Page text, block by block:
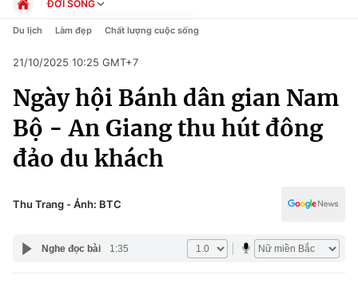
Chuyên mục
Chính trị
Xã hội
Pháp luật
Y tế
ĐỜI SỐNG
Chính trị
Pháp luật
Kinh tế
Thể thao
Truyền hình
Văn hóa - Giải trí
Công nghệ
Du lịch Làm đẹp Chất lượng cuộc sống
21/10/2025 10:25 GMT+7
Ngày hội Bánh dân gian Nam
Bộ - An Giang thu hút đông
đảo du khách
Thu Trang - Ảnh: BTC
Nghe đọc bài 1:35